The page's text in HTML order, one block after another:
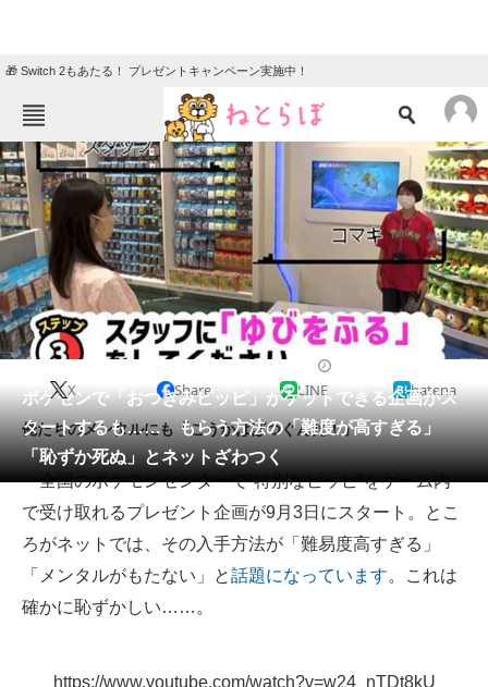
🎁 Switch 2もあたる！ プレゼントキャンペーン実施中！
ねとらぼメニュー
TOP ニュース
エンタメ クイズ
グルメ 地域
住まい 教育・育児
動物 リサーチ
会員記事
メディア
注目記事を集めた総合ページ
ITの今と未来を見通す
スマホと通信の最新トレンド
好きが集まる 比べて選べる
ポケセンで「おつきみピッピ」がゲットできる企画がス
タートするも…… もらう方法の「難度が高すぎる」
「恥ずか死ぬ」とネットざわつく
X Share LINE hatena
俺たちのメンタルにも「こうかはばつぐんだ！」
全国のポケモンセンターで“特別なピッピ”をゲーム内
で受け取れるプレゼント企画が9月3日にスタート。とこ
ろがネットでは、その入手方法が「難易度高すぎる」
「メンタルがもたない」と話題になっています。これは
確かに恥ずかしい……。
https://www.youtube.com/watch?v=w24_nTDt8kU